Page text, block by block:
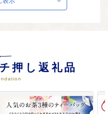
暮らしに身近な地域で、誰も
ンシング普及・啓発事業 、い
一会とちぎ国体レガシー事業
年10月に実施した「いちご一
押し返礼品